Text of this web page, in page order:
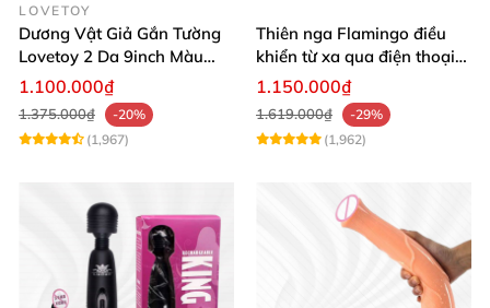
LOVETOY
Dương Vật Giả Gắn Tường
Lovetoy 2 Da 9inch Màu
Flesh Hàng Chính Hãng
1.100.000₫
1.375.000₫
-20%
(1,967)
Thiên nga Flamingo điều
khiển từ xa qua điện thoại
cực dễ dàng
1.150.000₫
1.619.000₫
-29%
(1,962)